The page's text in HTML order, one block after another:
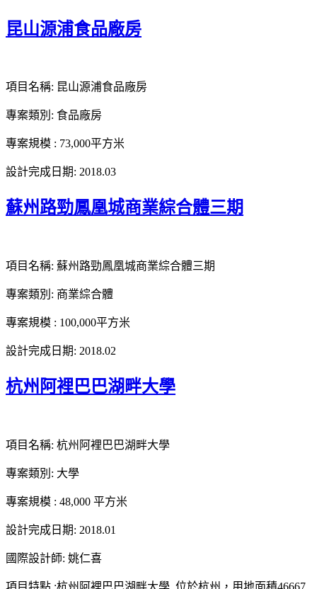
昆山源浦食品廠房
項目名稱: 昆山源浦食品廠房
專案類別: 食品廠房
專案規模 : 73,000平方米
設計完成日期: 2018.03
蘇州路勁鳳凰城商業綜合體三期
項目名稱: 蘇州路勁鳳凰城商業綜合體三期
專案類別: 商業綜合體
專案規模 : 100,000平方米
設計完成日期: 2018.02
杭州阿裡巴巴湖畔大學
項目名稱: 杭州阿裡巴巴湖畔大學
專案類別: 大學
專案規模 : 48,000 平方米
設計完成日期: 2018.01
國際設計師: 姚仁喜
項目特點 :杭州阿裡巴巴湖畔大學, 位於杭州，用地面積46667